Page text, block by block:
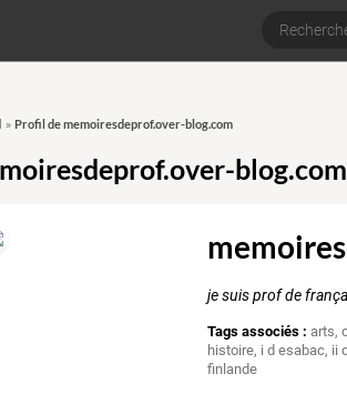
» Profil de memoiresdeprof.over-blog.com
blog.com
je suis prof de
Tags associés : arts,
histoire, i d esabac, ii
finlande